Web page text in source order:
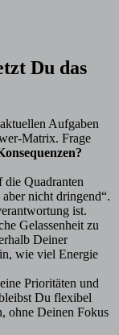
Du das
Aufgaben
Matrix. Frage
die Quadranten
nicht dringend“.
ist.
Gelassenheit zu
Deiner
wie viel Energie
Prioritäten und
Du flexibel
ohne Deinen Fokus